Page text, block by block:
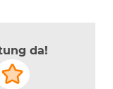
da!